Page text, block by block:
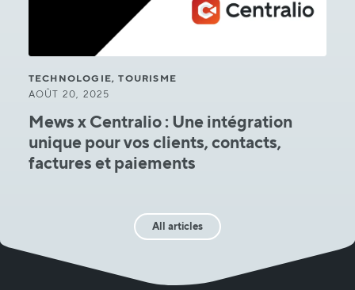
TECHNOLOGIE, TOURISME
AOÛT 20, 2025
Mews x Centralio : Une intégration
unique pour vos clients, contacts,
factures et paiements
All articles